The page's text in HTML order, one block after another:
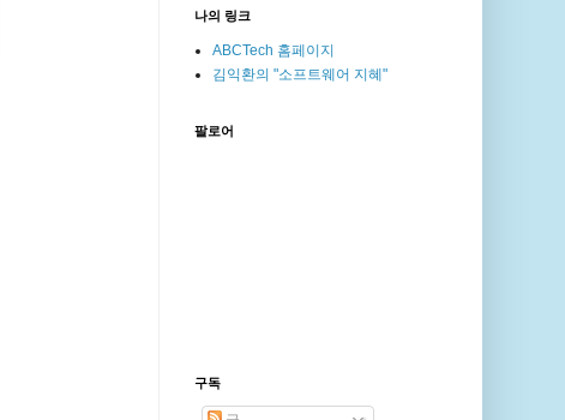
나의 링크
ABCTech 홈페이지
김익환의 "소프트웨어 지혜"
팔로어
구독